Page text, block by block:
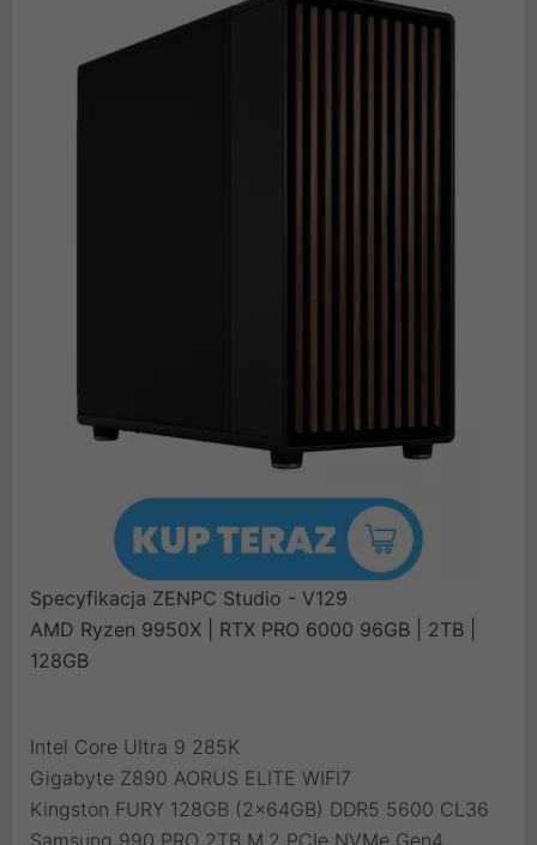
Specyfikacja ZENPC Studio - V129
AMD Ryzen 9950X | RTX PRO 6000 96GB | 2TB |
128GB
Intel Core Ultra 9 285K
Gigabyte Z890 AORUS ELITE WIFI7
Kingston FURY 128GB (2x64GB) DDR5 5600 CL36
Samsung 990 PRO 2TB M.2 PCIe NVMe Gen4